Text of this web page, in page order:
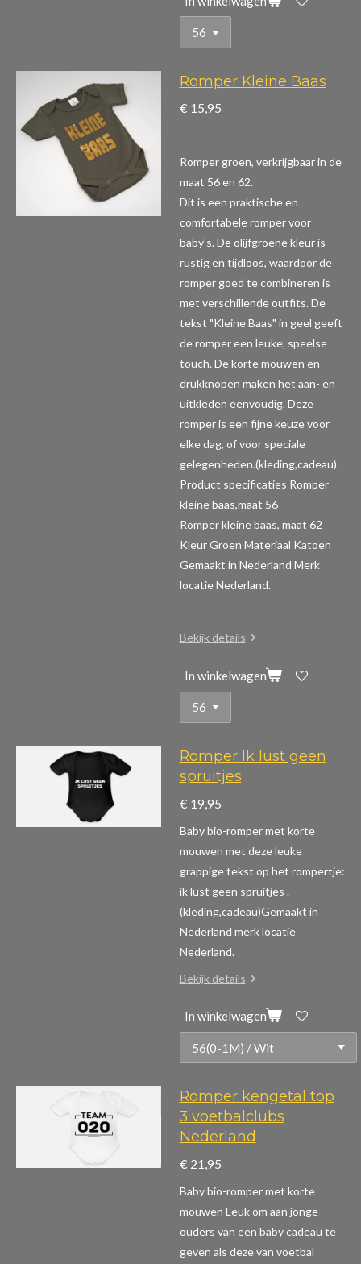
Romper Kleine Baas
€ 15,95
Romper groen, verkrijgbaar in de
maat 56 en 62.
Dit is een praktische en
comfortabele romper voor
baby's. De olijfgroene kleur is
rustig en tijdloos, waardoor de
romper goed te combineren is
met verschillende outfits. De
tekst "Kleine Baas" in geel geeft
de romper een leuke, speelse
touch. De korte mouwen en
drukknopen maken het aan- en
uitkleden eenvoudig. Deze
romper is een fijne keuze voor
elke dag, of voor speciale
gelegenheden.(kleding,cadeau)
Product specificaties Romper
kleine baas,maat 56
Romper kleine baas, maat 62
Kleur Groen Materiaal Katoen
Gemaakt in Nederland Merk
locatie Nederland.
Bekijk details
In winkelwagen
Romper Ik lust geen
spruitjes
€ 19,95
Baby bio-romper met korte
mouwen met deze leuke
grappige tekst op het rompertje:
ik lust geen spruitjes .
(kleding,cadeau)Gemaakt in
Nederland merk locatie
Nederland.
Bekijk details
In winkelwagen
Romper kengetal top
3 voetbalclubs
Nederland
€ 21,95
Baby bio-romper met korte
mouwen Leuk om aan jonge
ouders van een baby cadeau te
geven als deze van voetbal